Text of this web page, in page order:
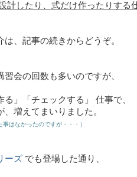
計したり、式だけ作ったりする
、記事の続きからどうぞ。
習会の回数も多いのですが、
」「チェックする」 仕事で、
増えてまいりました。
はなかったのですが・・・）
ーズ でも登場した通り、